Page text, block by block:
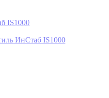
ИнСтаб IS1000